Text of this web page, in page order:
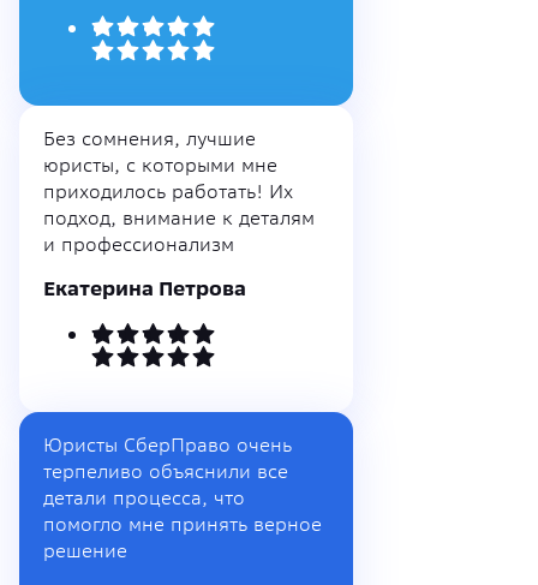
Без сомнения, лучшие
юристы, с которыми мне
приходилось работать! Их
подход, внимание к деталям
и профессионализм
Екатерина Петрова
Юристы СберПраво очень
терпеливо объяснили все
детали процесса, что
помогло мне принять верное
решение